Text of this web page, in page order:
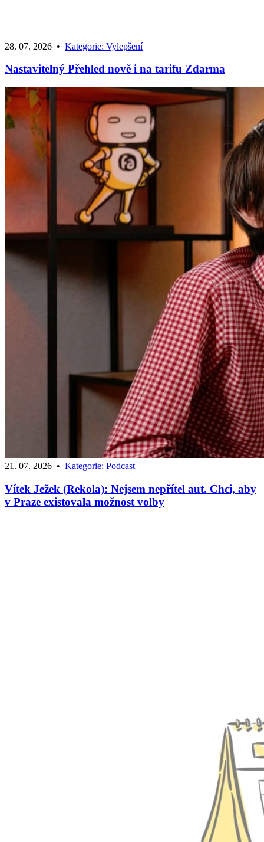
28. 07. 2026 • Kategorie: Vylepšení
Nastavitelný Přehled nově i na tarifu Zdarma
21. 07. 2026 • Kategorie: Podcast
Vítek Ježek (Rekola): Nejsem nepřítel aut. Chci, aby
v Praze existovala možnost volby